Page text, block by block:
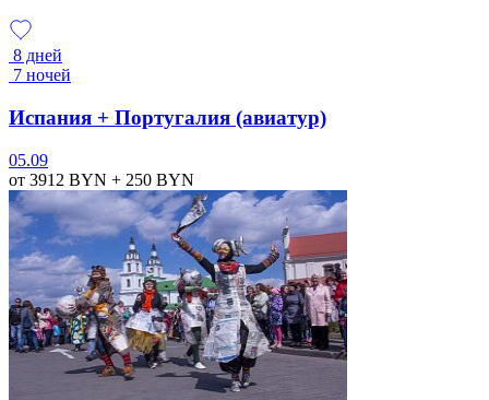
8 дней
7 ночей
Испания + Португалия (авиатур)
05.09
от 3912 BYN + 250 BYN